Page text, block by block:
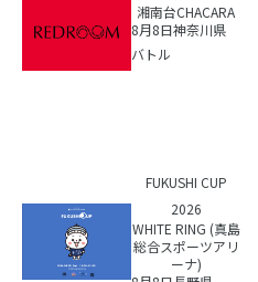
湘南台CHACARA
8月8日神奈川県
バトル
FUKUSHI CUP
2026
WHITE RING (真島
総合スポーツアリ
ーナ)